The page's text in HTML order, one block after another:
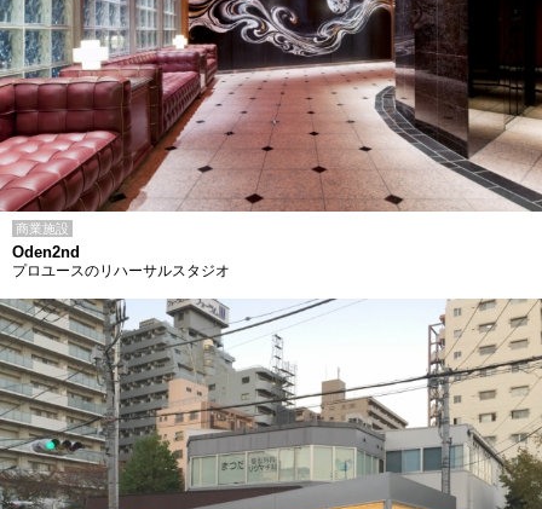
商業施設
Oden2nd
プロユースのリハーサルスタジオ